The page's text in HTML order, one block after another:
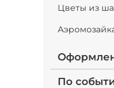
Цветы из
По